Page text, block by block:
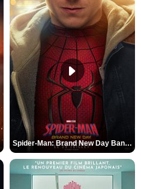
Spider-Man: Brand New Day Bande-annonce VO STFR